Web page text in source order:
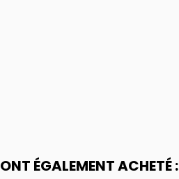
ÉGALEMENT ACHETÉ :